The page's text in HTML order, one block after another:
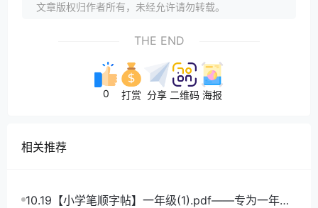
文章版权归作者所有，未经允许请勿转载。
THE END
0 打赏 分享 二维码 海报
相关推荐
10.19【小学笔顺字帖】一年级(1).pdf——专为一年级